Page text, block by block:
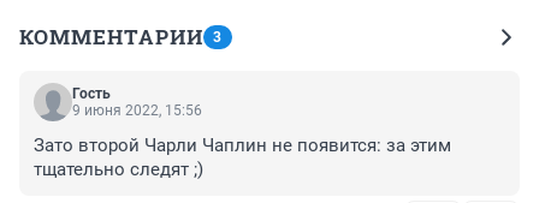
КОММЕНТАРИИ 3
Гость
9 июня 2022, 15:56
Зато второй Чарли Чаплин не появится: за этим
тщательно следят ;)